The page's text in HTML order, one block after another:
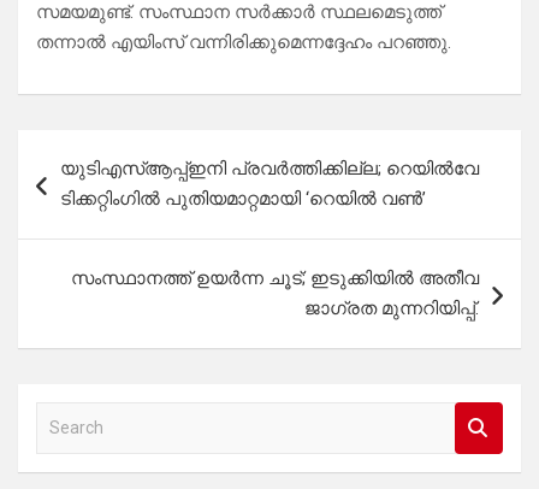
സമയമുണ്ട്. സംസ്ഥാന സർക്കാർ സ്ഥലമെടുത്ത്
തന്നാൽ എയിംസ് വന്നിരിക്കുമെന്നദ്ദേഹം പറഞ്ഞു.
navigation
യുടിഎസ്ആപ്പ്ഇനി പ്രവർത്തിക്കില്ല; റെയിൽവേ
ടിക്കറ്റിംഗിൽ പുതിയമാറ്റമായി ‘റെയിൽ വൺ’
സംസ്ഥാനത്ത് ഉയര്‍ന്ന ചൂട്; ഇടുക്കിയില്‍ അതീവ
ജാഗ്രത മുന്നറിയിപ്പ്.
a